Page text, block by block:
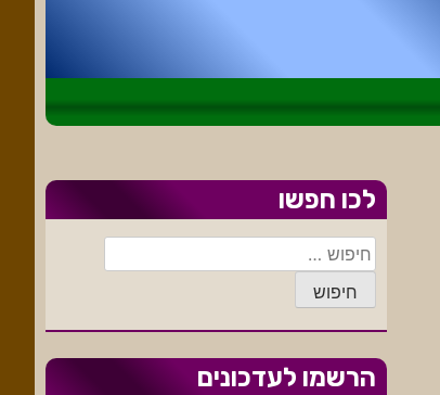
לכו חפשו
חיפוש:
הרשמו לעדכונים